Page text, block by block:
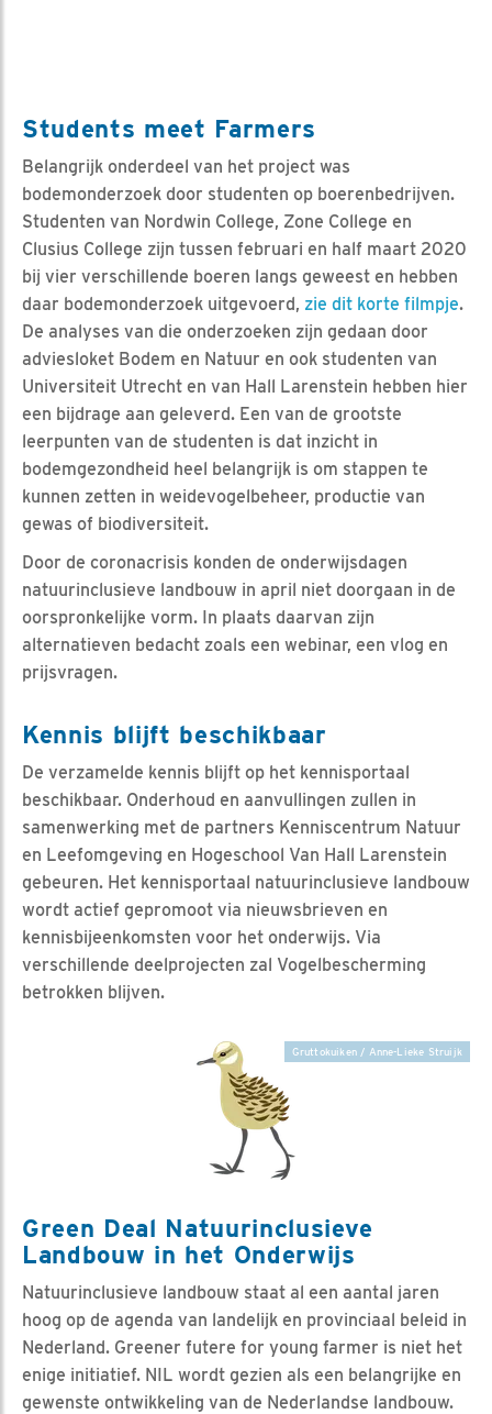
Students meet Farmers
Belangrijk onderdeel van het project was
bodemonderzoek door studenten op boerenbedrijven.
Studenten van Nordwin College, Zone College en
Clusius College zijn tussen februari en half maart 2020
bij vier verschillende boeren langs geweest en hebben
daar bodemonderzoek uitgevoerd, zie dit korte filmpje.
De analyses van die onderzoeken zijn gedaan door
adviesloket Bodem en Natuur en ook studenten van
Universiteit Utrecht en van Hall Larenstein hebben hier
een bijdrage aan geleverd. Een van de grootste
leerpunten van de studenten is dat inzicht in
bodemgezondheid heel belangrijk is om stappen te
kunnen zetten in weidevogelbeheer, productie van
gewas of biodiversiteit.
Door de coronacrisis konden de onderwijsdagen
natuurinclusieve landbouw in april niet doorgaan in de
oorspronkelijke vorm. In plaats daarvan zijn
alternatieven bedacht zoals een webinar, een vlog en
prijsvragen.
Kennis blijft beschikbaar
De verzamelde kennis blijft op het kennisportaal
beschikbaar. Onderhoud en aanvullingen zullen in
samenwerking met de partners Kenniscentrum Natuur
en Leefomgeving en Hogeschool Van Hall Larenstein
gebeuren. Het kennisportaal natuurinclusieve landbouw
wordt actief gepromoot via nieuwsbrieven en
kennisbijeenkomsten voor het onderwijs. Via
verschillende deelprojecten zal Vogelbescherming
betrokken blijven.
Gruttokuiken / Anne-Lieke Struijk
Green Deal Natuurinclusieve
Landbouw in het Onderwijs
Natuurinclusieve landbouw staat al een aantal jaren
hoog op de agenda van landelijk en provinciaal beleid in
Nederland. Greener futere for young farmer is niet het
enige initiatief. NIL wordt gezien als een belangrijke en
gewenste ontwikkeling van de Nederlandse landbouw.